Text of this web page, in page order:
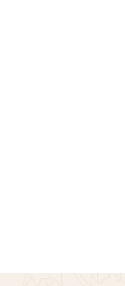
Προσθήκη στο καλάθι